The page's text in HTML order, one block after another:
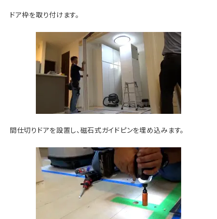
ドア枠を取り付けます。
間仕切りドアを設置し、磁石式ガイドピンを埋め込みます。